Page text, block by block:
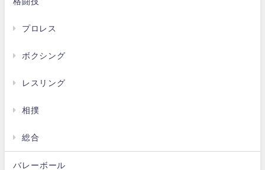
プロレス
ボクシング
レスリング
相撲
総合
バレーボール